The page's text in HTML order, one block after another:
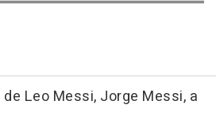
Leo Messi, Jorge Messi, a